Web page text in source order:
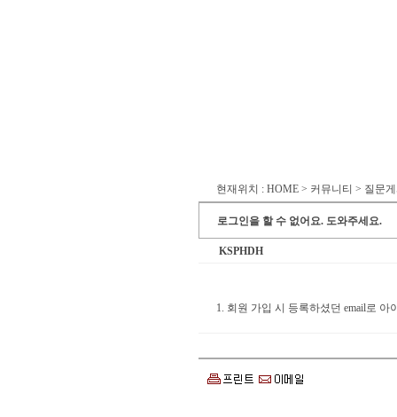
현재위치 : HOME > 커뮤니티 > 질문
로그인을 할 수 없어요. 도와주세요.
KSPHDH
1. 회원 가입 시 등록하셨던 email로